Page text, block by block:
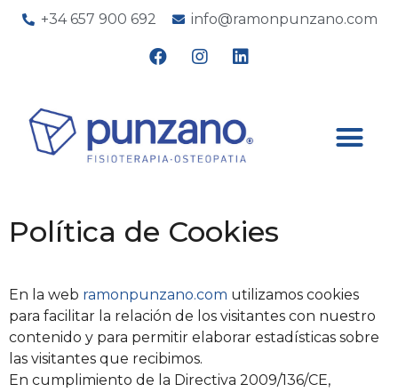
+34 657 900 692 info@ramonpunzano.com
Política de Cookies
En la web ramonpunzano.com utilizamos cookies
para facilitar la relación de los visitantes con nuestro
contenido y para permitir elaborar estadísticas sobre
las visitantes que recibimos.
En cumplimiento de la Directiva 2009/136/CE,